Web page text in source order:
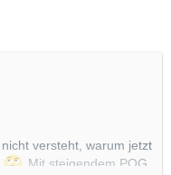
versteht, warum jetzt
Mit steigendem POG